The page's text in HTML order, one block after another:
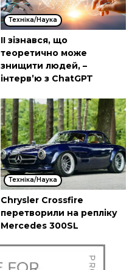
Техніка/Наука
ІІ зізнався, що
теоретично може
знищити людей, –
інтерв’ю з ChatGPT
Техніка/Наука
Chrysler Crossfire
перетворили на репліку
Mercedes 300SL